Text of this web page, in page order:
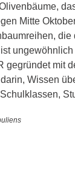
Mitte
gegründet mit
Wissen